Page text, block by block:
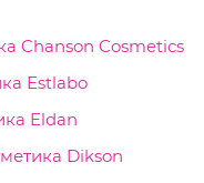
Chanson Cosmetics
Estlabo
Eldan
Dikson